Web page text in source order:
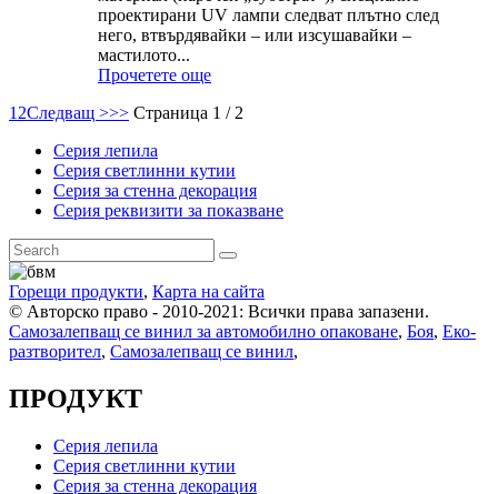
проектирани UV лампи следват плътно след
него, втвърдявайки – или изсушавайки –
мастилото...
Прочетете още
1 2Следващ >>> Страница 1 / 2
Серия лепила
Серия светлинни кутии
Серия за стенна декорация
Серия реквизити за показване
Горещи продукти, Карта на сайта
© Авторско право - 2010-2021: Всички права запазени.
Самозалепващ се винил за автомобилно опаковане, Боя, Еко-
разтворител, Самозалепващ се винил,
ПРОДУКТ
Серия лепила
Серия светлинни кутии
Серия за стенна декорация